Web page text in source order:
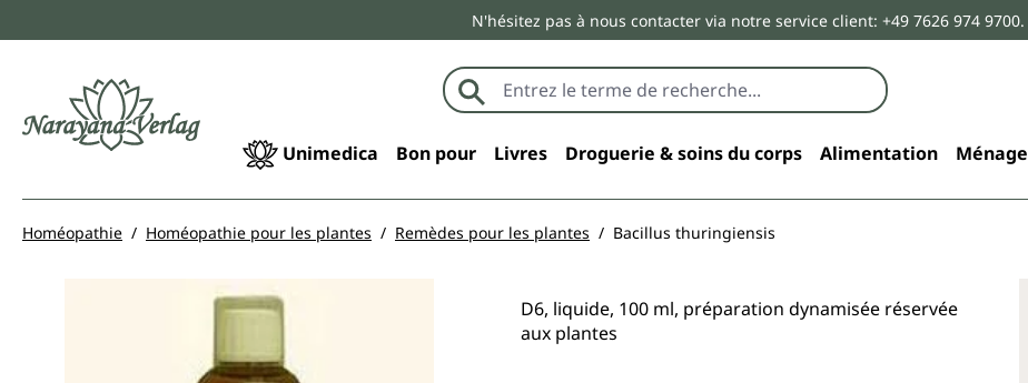
N'hésitez pas à nous contacter via notre service client: +49 7626 974 9700.
Unimedica Bon pour Livres Droguerie & soins du corps Alimentation Ménage
Homéopathie Homéopathie pour les plantes Remèdes pour les plantes Bacillus thuringiensis
Ignorer la galerie d'images
D6, liquide, 100 ml, préparation dynamisée réservée
aux plantes